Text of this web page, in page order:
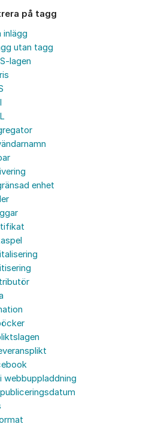
på tagg
inlägg
utan tagg
lagen
enhet
webbuppladdning